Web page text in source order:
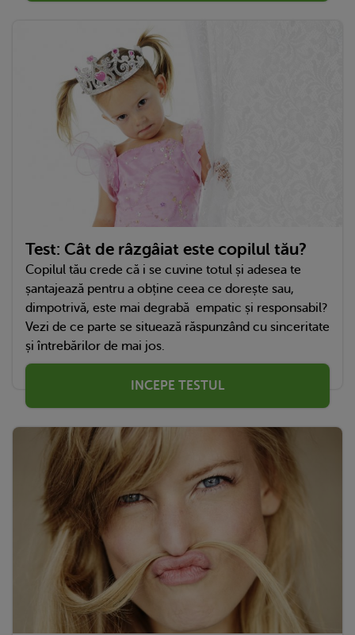
Test: Cât de râzgâiat este copilul tău?
Copilul tău crede că i se cuvine totul și adesea te
șantajează pentru a obține ceea ce dorește sau,
dimpotrivă, este mai degrabă empatic și responsabil?
Vezi de ce parte se situează răspunzând cu sinceritate
și întrebărilor de mai jos.
INCEPE TESTUL